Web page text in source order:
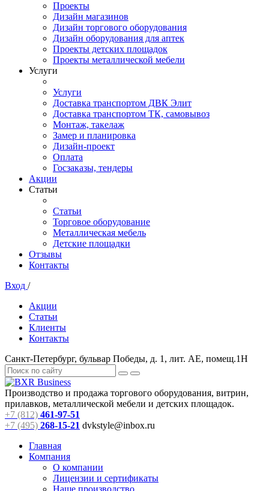
Проекты
Дизайн магазинов
Дизайн торгового оборудования
Дизайн оборудования для аптек
Проекты детских площадок
Проекты металлической мебели
Услуги
Услуги
Доставка транспортом ДВК Элит
Доставка транспортом ТК, самовывоз
Монтаж, такелаж
Замер и планировка
Дизайн-проект
Оплата
Госзаказы, тендеры
Акции
Статьи
Статьи
Торговое оборудование
Металлическая мебель
Детские площадки
Отзывы
Контакты
Вход /
Акции
Статьи
Клиенты
Контакты
Санкт-Петербург, бульвар Победы, д. 1, лит. АЕ, помещ.1Н
Производство и продажа торгового оборудования, витрин,
прилавков, металлической мебели и детских площадок.
+7 (812) 461-97-51
+7 (495) 268-15-21 dvkstyle@inbox.ru
Главная
Компания
О компании
Лицензии и сертификаты
Наше производство